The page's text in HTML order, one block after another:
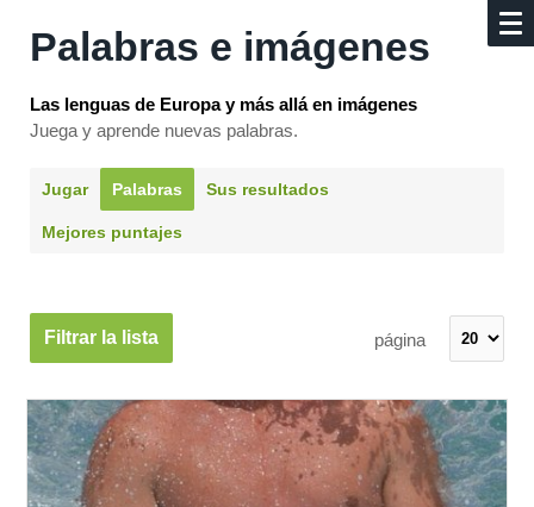
Palabras e imágenes
Las lenguas de Europa y más allá en imágenes
Juega y aprende nuevas palabras.
Jugar Palabras Sus resultados
Mejores puntajes
Filtrar la lista página